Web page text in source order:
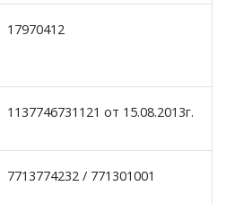
17970412
1137746731121 от 15.08.2013г.
7713774232 / 771301001